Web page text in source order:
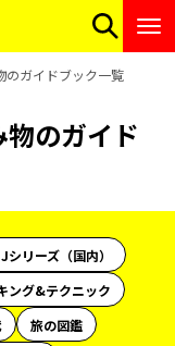
のガイドブック一覧
のガイド
リーズ（国内）
ング&テクニック
旅の図鑑